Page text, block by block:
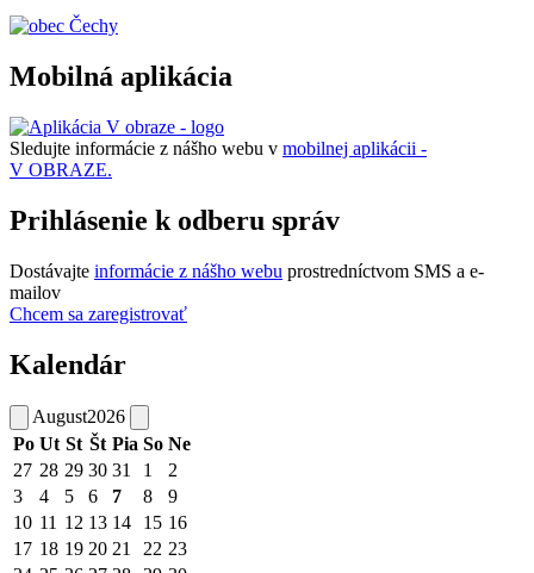
Mobilná aplikácia
Sledujte informácie z nášho webu v mobilnej aplikácii -
V OBRAZE.
Prihlásenie k odberu správ
Dostávajte informácie z nášho webu prostredníctvom SMS a e-
mailov
Chcem sa zaregistrovať
Kalendár
August2026
Po Ut St Št Pia So Ne
27 28 29 30 31 1
2
3
4 5 6 7 8
9
10 11 12 13 14 15 16
17 18 19 20 21 22 23